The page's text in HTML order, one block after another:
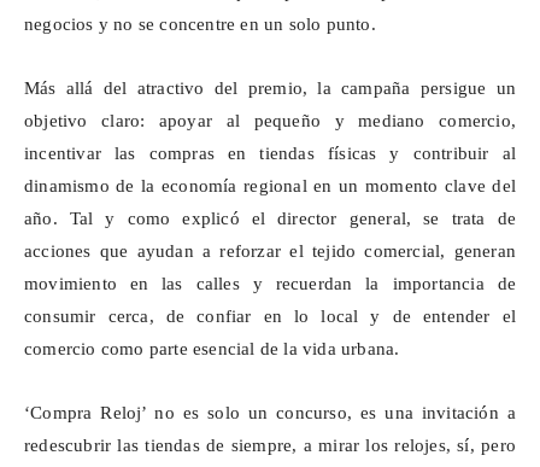
negocios y no se concentre en un solo punto.
Más allá del atractivo del premio, la campaña persigue un
objetivo claro: apoyar al pequeño y mediano comercio,
incentivar las compras en tiendas físicas y contribuir al
dinamismo de la economía regional en un momento clave del
año. Tal y como explicó el director general, se trata de
acciones que ayudan a reforzar el tejido comercial, generan
movimiento en las calles y recuerdan la importancia de
consumir cerca, de confiar en lo local y de entender el
comercio como parte esencial de la vida urbana.
‘Compra Reloj’ no es solo un concurso, es una invitación a
redescubrir las tiendas de siempre, a mirar los relojes, sí, pero